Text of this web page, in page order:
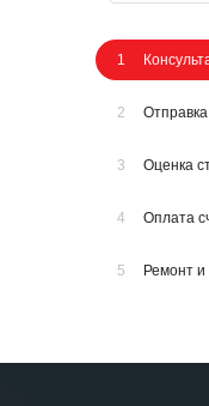
1
2
3 Оценка
4 Оплата
5 Ремонт и